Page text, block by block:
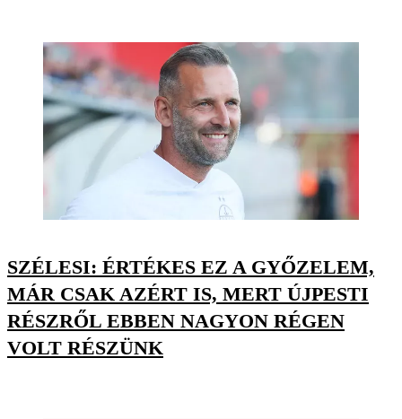
SZÉLESI: ÉRTÉKES EZ A GYŐZELEM,
MÁR CSAK AZÉRT IS, MERT ÚJPESTI
RÉSZRŐL EBBEN NAGYON RÉGEN
VOLT RÉSZÜNK